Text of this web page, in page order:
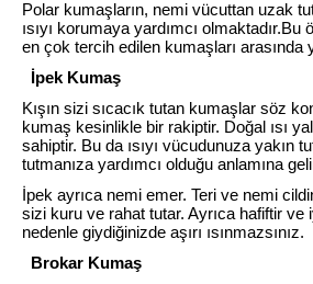
Polar kumaşların, nemi vücuttan uzak
ısıyı korumaya yardımcı olmaktadır.Bu
en çok tercih edilen kumaşları arasında
İpek Kumaş
Kışın sizi sıcacık tutan kumaşlar söz
kumaş kesinlikle bir rakiptir. Doğal ısı
sahiptir. Bu da ısıyı vücudunuza yakın
tutmanıza yardımcı olduğu anlamına
İpek ayrıca nemi emer. Teri ve nemi
sizi kuru ve rahat tutar. Ayrıca hafiftir ve
nedenle giydiğinizde aşırı ısınmazsınız.
Brokar Kumaş